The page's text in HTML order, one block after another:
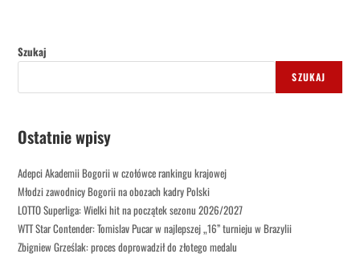
Szukaj
SZUKAJ
Ostatnie wpisy
Adepci Akademii Bogorii w czołówce rankingu krajowej
Młodzi zawodnicy Bogorii na obozach kadry Polski
LOTTO Superliga: Wielki hit na początek sezonu 2026/2027
WTT Star Contender: Tomislav Pucar w najlepszej „16” turnieju w Brazylii
Zbigniew Grześlak: proces doprowadził do złotego medalu